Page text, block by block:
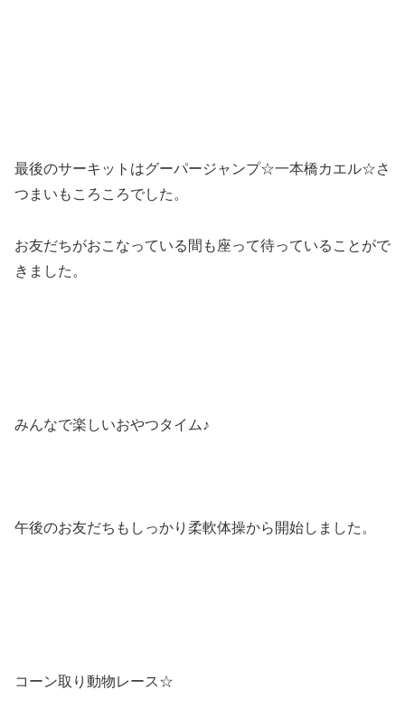
最後のサーキットはグーパージャンプ☆一本橋カエル☆さ
つまいもころころでした。
お友だちがおこなっている間も座って待っていることがで
きました。
みんなで楽しいおやつタイム♪
午後のお友だちもしっかり柔軟体操から開始しました。
コーン取り動物レース☆